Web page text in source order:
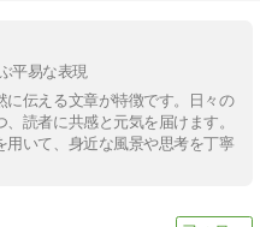
平易な表現
伝える文章が特徴です。日々の
読者に共感と元気を届けます。
いて、身近な風景や思考を丁寧